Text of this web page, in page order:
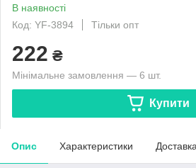
В наявності
Код: YF-3894
Тільки опт
222 ₴
Мінімальне замовлення — 6 шт.
Купити
Опис Характеристики Доставка